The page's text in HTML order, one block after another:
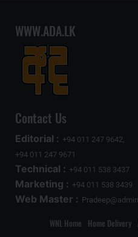
WWW.ADA.LK
Contact Us
Editorial : +94 011 247 9642,
+94 011 247 9671
Technical : +94 011 538 3437
Marketing : +94 011 538 3439
Web Master :
WNL Home Home Delivery